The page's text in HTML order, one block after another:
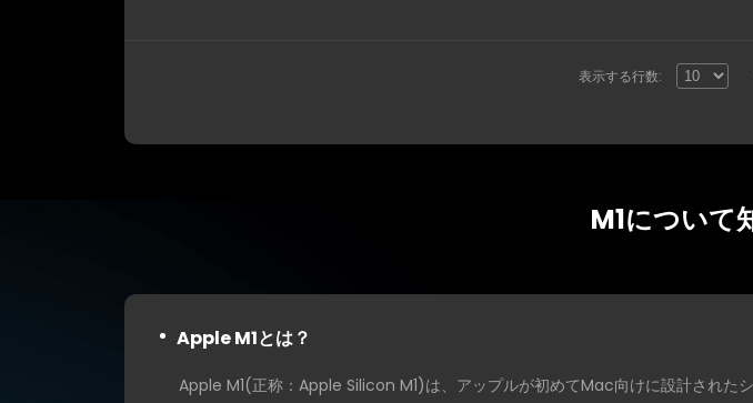
表示する行数:
M1について
Apple M1とは？
Apple M1(正称：Apple Silicon M1)は、アップルが初めてMac向けに設計された